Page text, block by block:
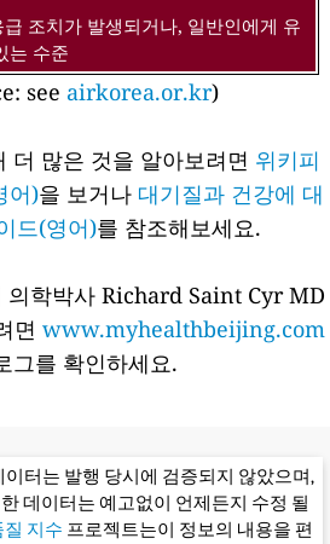
조치가 발생되거나, 일반인에게 유
는 수준
see airkorea.or.kr)
더 많은 것을 알아보려면 위키피
어)을 보거나 대기질과 건강에 대
드(영어)를 참조해보세요.
의학박사 Richard Saint Cyr MD
면 www.myhealthbeijing.com
그를 확인하세요.
이터는 발행 당시에 검증되지 않았으며,
데이터는 예고없이 언제든지 수정 될
지수 프로젝트는이 정보의 내용을 편